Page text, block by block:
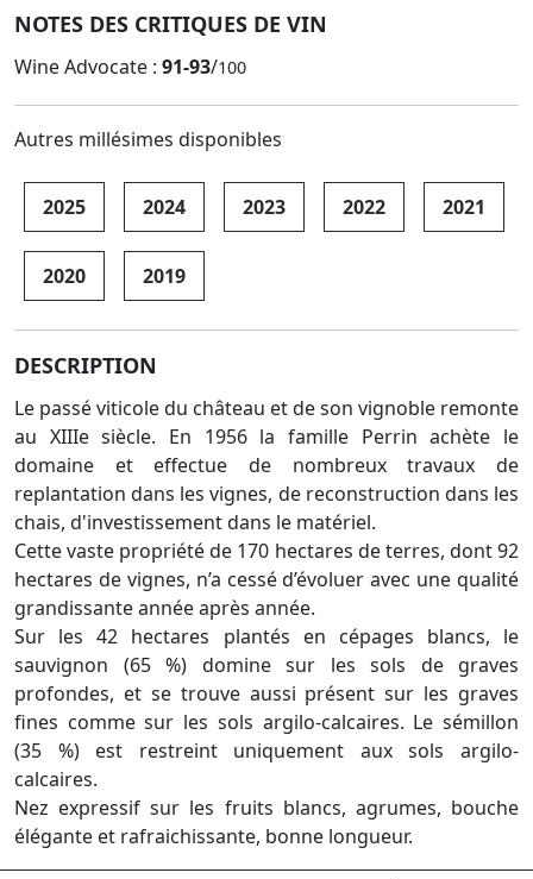
NOTES DES CRITIQUES DE VIN
Wine Advocate : 91-93/100
Autres millésimes disponibles
2025 2024 2023 2022 2021
2020 2019
DESCRIPTION
Le passé viticole du château et de son vignoble remonte
au XIIIe siècle. En 1956 la famille Perrin achète le
domaine et effectue de nombreux travaux de
replantation dans les vignes, de reconstruction dans les
chais, d'investissement dans le matériel.
Cette vaste propriété de 170 hectares de terres, dont 92
hectares de vignes, n’a cessé d’évoluer avec une qualité
grandissante année après année.
Sur les 42 hectares plantés en cépages blancs, le
sauvignon (65 %) domine sur les sols de graves
profondes, et se trouve aussi présent sur les graves
fines comme sur les sols argilo-calcaires. Le sémillon
(35 %) est restreint uniquement aux sols argilo-
calcaires.
Nez expressif sur les fruits blancs, agrumes, bouche
élégante et rafraichissante, bonne longueur.